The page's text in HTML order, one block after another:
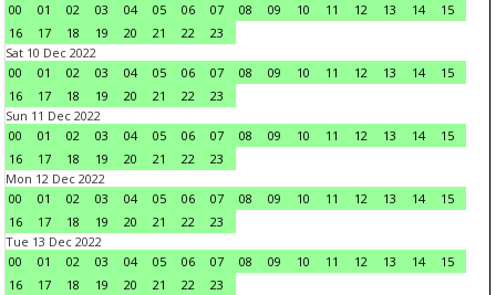
00
01 02 03 04 05 06 07 08 09 10 11 12 13 14
15
16
17 18 19 20 21 22
23
Sat 10 Dec 2022
00
01 02 03 04 05 06 07 08 09 10 11 12 13 14
15
16
17 18 19 20 21 22
23
Sun 11 Dec 2022
00
01 02 03 04 05 06 07 08 09 10 11 12 13 14
15
16
17 18 19 20 21 22
23
Mon 12 Dec 2022
00
01 02 03 04 05 06 07 08 09 10 11 12 13 14
15
16
17 18 19 20 21 22
23
Tue 13 Dec 2022
00
01 02 03 04 05 06 07 08 09 10 11 12 13 14
15
16
17 18 19 20 21 22
23